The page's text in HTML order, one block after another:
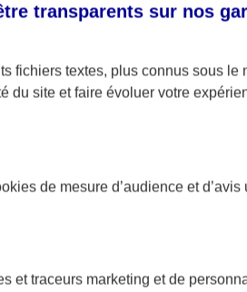
transparents sur nos
fichiers textes, plus connus sous le
du site et faire évoluer votre
de mesure d’audience et
et traceurs marketing et de